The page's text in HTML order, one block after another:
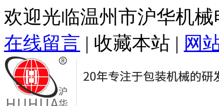
欢迎光临温州市沪华机
在线留言 | 收藏本站 | 网